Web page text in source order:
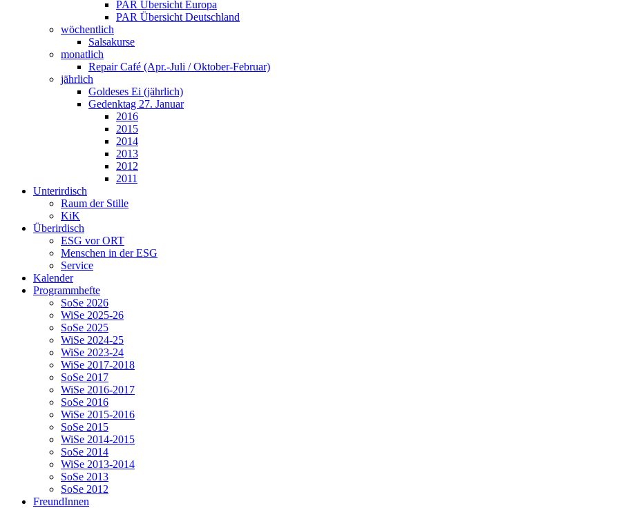
PAR Übersicht Europa
PAR Übersicht Deutschland
wöchentlich
Salsakurse
monatlich
Repair Café (Apr.-Juli / Oktober-Februar)
jährlich
Goldeses Ei (jährlich)
Gedenktag 27. Januar
2016
2015
2014
2013
2012
2011
Unterirdisch
Raum der Stille
KiK
Überirdisch
ESG vor ORT
Menschen in der ESG
Service
Kalender
Programmhefte
SoSe 2026
WiSe 2025-26
SoSe 2025
WiSe 2024-25
WiSe 2023-24
WiSe 2017-2018
SoSe 2017
WiSe 2016-2017
SoSe 2016
WiSe 2015-2016
SoSe 2015
WiSe 2014-2015
SoSe 2014
WiSe 2013-2014
SoSe 2013
SoSe 2012
FreundInnen